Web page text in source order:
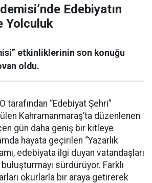
Edebiyatın
Yolculuk
etkinliklerinin son konuğu
oldu.
tarafından “Edebiyat Şehri”
Kahramanmaraş’ta düzenlenen
gün daha geniş bir kitleye
hayata geçirilen “Yazarlık
edebiyata ilgi duyan vatandaşları
sürdürüyor. Farklı
okurlarla bir araya getirerek